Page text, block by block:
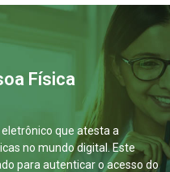
Física
que atesta a
no mundo digital. Este
para autenticar o acesso do